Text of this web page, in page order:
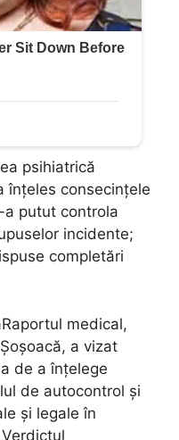
psihiatrică
înțeles consecințele
putut controla
incidente;
completări
medical,
a vizat
de a înțelege
de autocontrol și
și legale în